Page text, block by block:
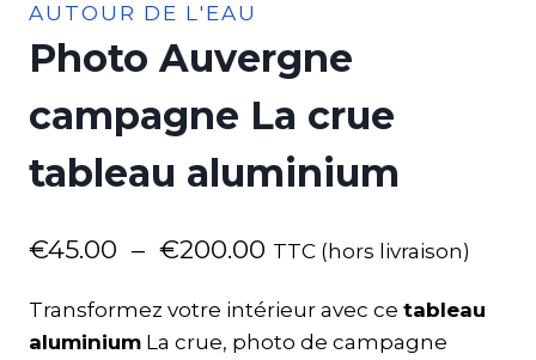
AUTOUR DE L'EAU
Photo Auvergne
campagne La crue
tableau aluminium
€45.00 – €200.00 TTC (hors livraison)
Transformez votre intérieur avec ce tableau
aluminium La crue, photo de campagne